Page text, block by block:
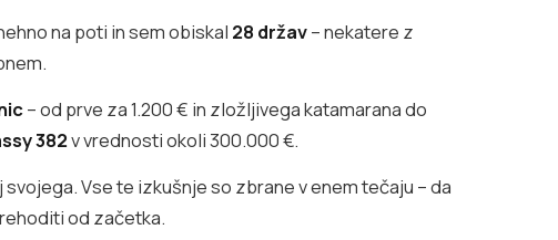
na poti in sem obiskal 28 držav– nekatere z
– od prve za 1.200 € in zložljivega katamarana do
382v vrednosti okoli 300.000 €.
svojega. Vse te izkušnje so zbrane v enem tečaju – da
od začetka.